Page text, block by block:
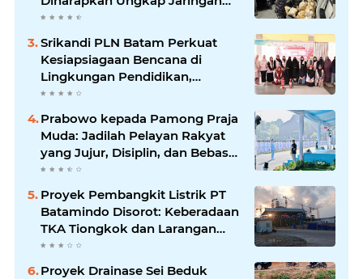
hingga Dalang Utama
Srikandi PLN Batam Perkuat
Kesiapsiagaan Bencana di
Lingkungan Pendidikan,
Serahkan APAR dan Rambu K3
Prabowo kepada Pamong Praja
Muda: Jadilah Pelayan Rakyat
yang Jujur, Disiplin, dan Bebas
Korupsi
Proyek Pembangkit Listrik PT
Batamindo Disorot: Keberadaan
TKA Tiongkok dan Larangan
Liputan Wartawan Jadi
Perhatian
Proyek Drainase Sei Beduk